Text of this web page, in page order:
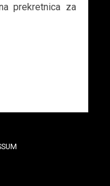
prekretnica za